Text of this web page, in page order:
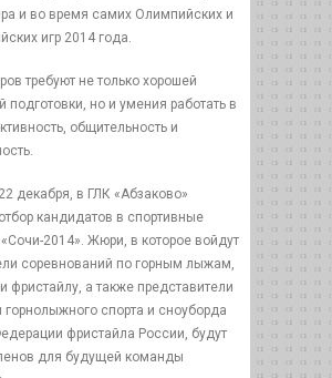
и во время самих Олимпийских и
игр 2014 года.
требуют не только хорошей
подготовки, но и умения работать в
общительность и
декабря, в ГЛК «Абзаково»
кандидатов в спортивные
2014». Жюри, в которое войдут
соревнований по горным лыжам,
фристайлу, а также представители
спорта и сноуборда
фристайла России, будут
для будущей команды